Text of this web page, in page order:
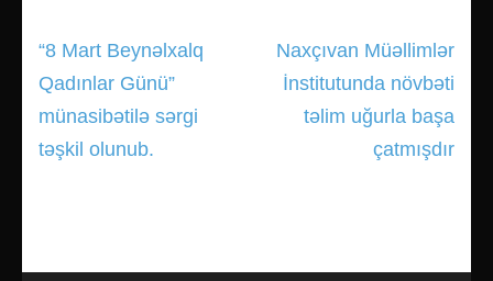
Yazı
gezinmesi
“8 Mart Beynəlxalq
Qadınlar Günü”
münasibətilə sərgi
təşkil olunub.
Naxçıvan Müəllimlər
İnstitutunda növbəti
təlim uğurla başa
çatmışdır